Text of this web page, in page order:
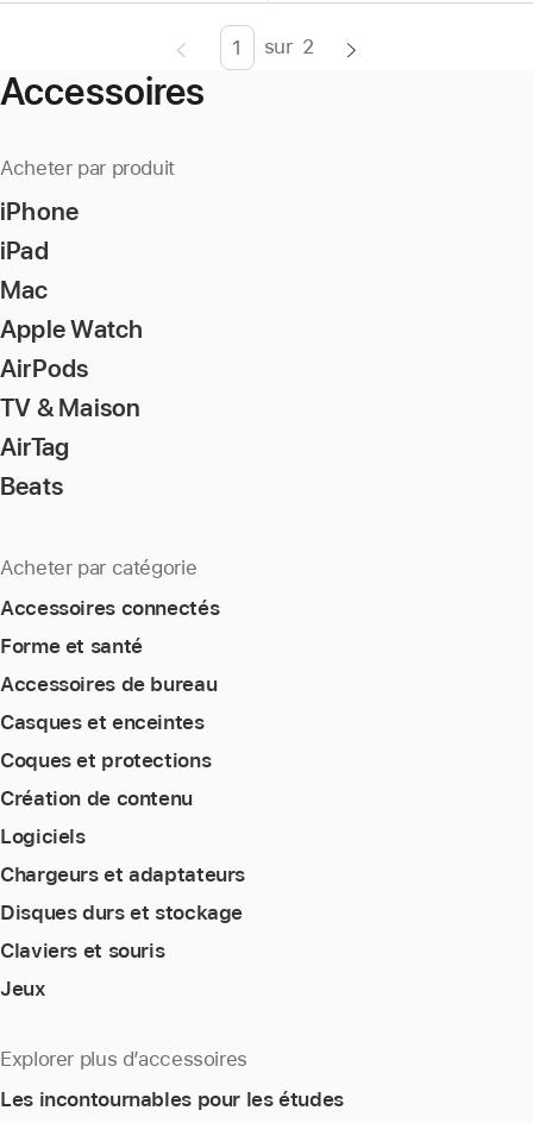
PageEnter
sur 2
Accessoires
Acheter par produit
iPhone
iPad
Mac
Apple Watch
AirPods
TV & Maison
AirTag
Beats
Acheter par catégorie
Accessoires connectés
Forme et santé
Accessoires de bureau
Casques et enceintes
Coques et protections
Création de contenu
Logiciels
Chargeurs et adaptateurs
Disques durs et stockage
Claviers et souris
Jeux
Explorer plus d’accessoires
Les incontournables pour les études